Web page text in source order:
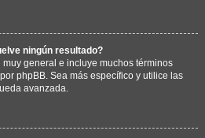
ningún resultado?
general e incluye muchos términos
phpBB. Sea más específico y utilice las
avanzada.